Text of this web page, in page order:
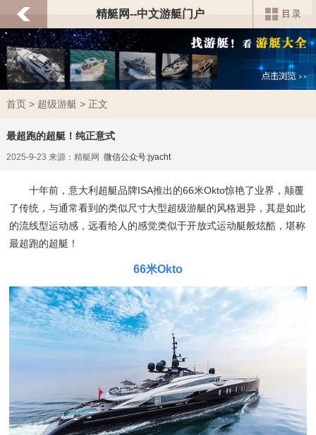
精艇网--中文游艇门户
首页> 超级游艇 > 正文
最超跑的超艇！纯正意式
2025-9-23 来源：精艇网 微信公众号:jyacht
十年前，意大利超艇品牌ISA推出的66米Okto惊艳了业界，颠覆
了传统，与通常看到的类似尺寸大型超级游艇的风格迥异，其是如此
的流线型运动感，远看给人的感觉类似于开放式运动艇般炫酷，堪称
最超跑的超艇！
66米Okto